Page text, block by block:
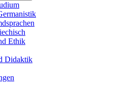
Ethik
Didaktik